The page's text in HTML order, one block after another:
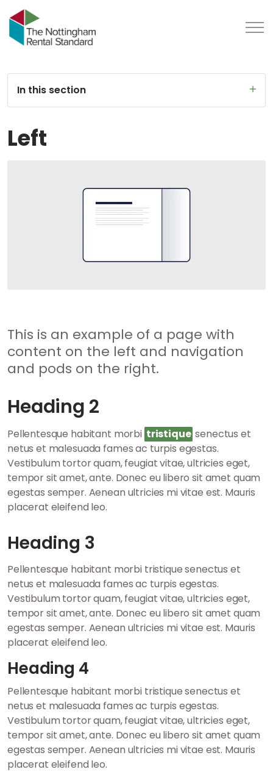
In this section
Left
This is an example of a page with
content on the left and navigation
and pods on the right.
Heading 2
Pellentesque habitant morbi tristique senectus et
netus et malesuada fames ac turpis egestas.
Vestibulum tortor quam, feugiat vitae, ultricies eget,
tempor sit amet, ante. Donec eu libero sit amet quam
egestas semper. Aenean ultricies mi vitae est. Mauris
placerat eleifend leo.
Heading 3
Pellentesque habitant morbi tristique senectus et
netus et malesuada fames ac turpis egestas.
Vestibulum tortor quam, feugiat vitae, ultricies eget,
tempor sit amet, ante. Donec eu libero sit amet quam
egestas semper. Aenean ultricies mi vitae est. Mauris
placerat eleifend leo.
Heading 4
Pellentesque habitant morbi tristique senectus et
netus et malesuada fames ac turpis egestas.
Vestibulum tortor quam, feugiat vitae, ultricies eget,
tempor sit amet, ante. Donec eu libero sit amet quam
egestas semper. Aenean ultricies mi vitae est. Mauris
placerat eleifend leo.